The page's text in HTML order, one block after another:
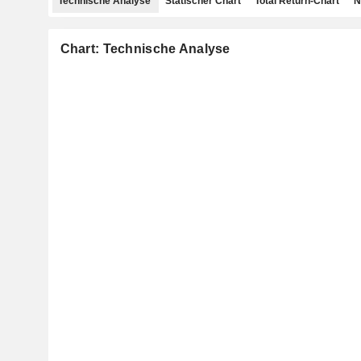
Chart: Technische Analyse